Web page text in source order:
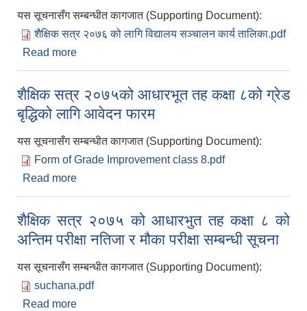
यस सूचनासँग सम्बन्धीत कागजात (Supporting Document):
शैक्षिक सत्र २०७६ को लागि विद्यालय सञ्चालन कार्य तालिका.pdf
Read more
शैक्षिक सत्र २०७५को आधारभूत तह कक्षा ८को ग्रेड
बृद्धिको लागि आवेदन फारम
यस सूचनासँग सम्बन्धीत कागजात (Supporting Document):
Form of Grade Improvement class 8.pdf
Read more
शैक्षिक सत्र २०७५ को आधारभुत तह कक्षा ८ को
अन्तिम परीक्षा नतिजा र मौका परीक्षा सम्बन्धी सूचना
यस सूचनासँग सम्बन्धीत कागजात (Supporting Document):
suchana.pdf
Read more